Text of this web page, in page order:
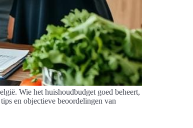
Wie het huishoudbudget goed beheert,
en objectieve beoordelingen van